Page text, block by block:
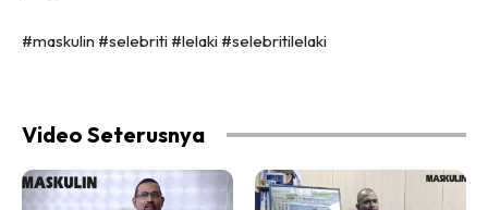
#maskulin #selebriti #lelaki #selebritilelaki
Video Seterusnya